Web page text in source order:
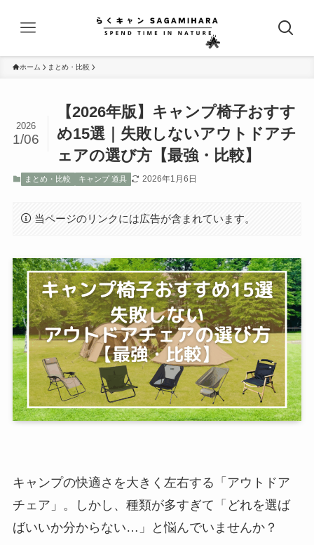
ホーム まとめ・比較
【2026年版】キャンプ椅子おすす
め15選｜失敗しないアウトドアチ
ェアの選び方【最強・比較】
2026
1/06
まとめ・比較 キャンプ 道具 2026年1月6日
当ページのリンクには広告が含まれています。
キャンプの快適さを大きく左右する「アウトドア
チェア」。しかし、種類が多すぎて「どれを選ば
ばいいか分からない…」と悩んでいませんか？